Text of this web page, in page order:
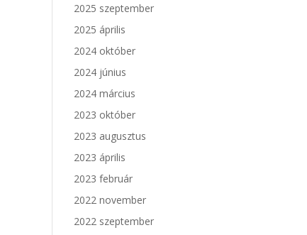
2025 szeptember
2025 április
2024 október
2024 június
2024 március
2023 október
2023 augusztus
2023 április
2023 február
2022 november
2022 szeptember